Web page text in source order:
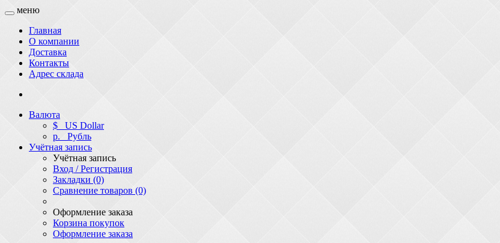
меню
Главная
О компании
Доставка
Контакты
Адрес склада
Валюта
$ US Dollar
р. Рубль
Учётная запись
Учётная запись
Вход / Регистрация
Закладки (0)
Сравнение товаров (0)
Оформление заказа
Корзина покупок
Оформление заказа